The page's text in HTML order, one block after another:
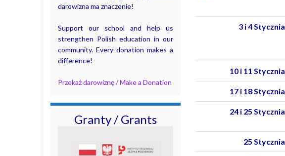
3 i 4 Stycznia
10i 11 Stycznia
17 i 18Stycznia
24 i 25 Stycznia
25 Stycznia
darowizna ma znaczenie!
Support our school and help us
strengthen Polish education in our
community. Every donation makes a
difference!
Przekaż darowiznę / Make a Donation
Granty / Grants